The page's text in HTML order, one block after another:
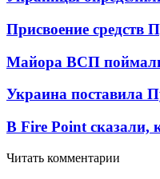
Присвоение средств
Майора ВСП
Украина поставила
В Fire Point сказали,
Читать комментарии